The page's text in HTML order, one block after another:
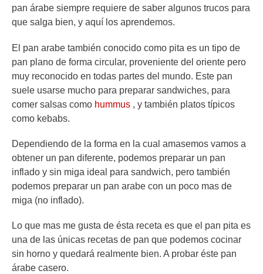
pan árabe siempre requiere de saber algunos trucos para
que salga bien, y aquí los aprendemos.
El pan arabe también conocido como pita es un tipo de
pan plano de forma circular, proveniente del oriente pero
muy reconocido en todas partes del mundo. Este pan
suele usarse mucho para preparar sandwiches, para
comer salsas como hummus , y también platos típicos
como kebabs.
Dependiendo de la forma en la cual amasemos vamos a
obtener un pan diferente, podemos preparar un pan
inflado y sin miga ideal para sandwich, pero también
podemos preparar un pan arabe con un poco mas de
miga (no inflado).
Lo que mas me gusta de ésta receta es que el pan pita es
una de las únicas recetas de pan que podemos cocinar
sin horno y quedará realmente bien. A probar éste pan
árabe casero.